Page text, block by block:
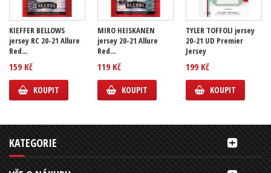
KIEFFER BELLOWS
jersey RC 20-21 Allure
Red...
159 Kč
KOUPIT
MIRO HEISKANEN
jersey 20-21 Allure
Red...
119 Kč
KOUPIT
TYLER TOFFOLI jersey
20-21 UD Premier
Jersey
199 Kč
KOUPIT
KATEGORIE